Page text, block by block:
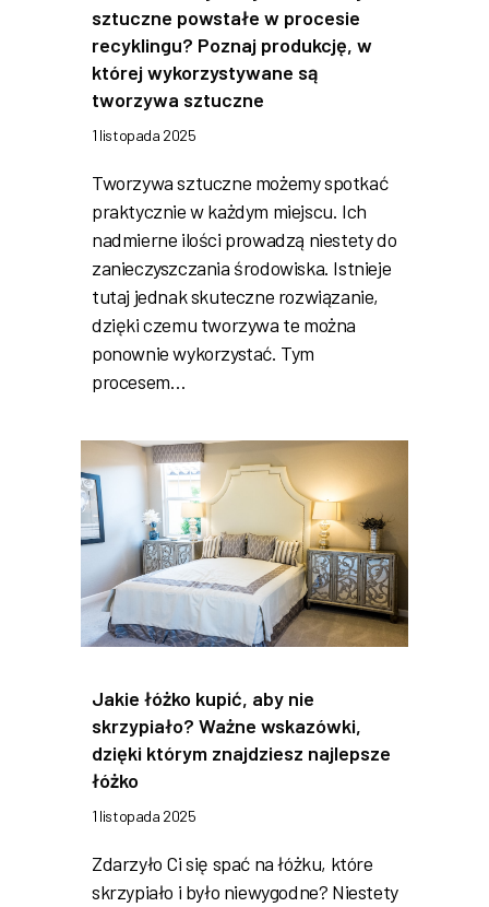
sztuczne powstałe w procesie
recyklingu? Poznaj produkcję, w
której wykorzystywane są
tworzywa sztuczne
1 listopada 2025
Tworzywa sztuczne możemy spotkać
praktycznie w każdym miejscu. Ich
nadmierne ilości prowadzą niestety do
zanieczyszczania środowiska. Istnieje
tutaj jednak skuteczne rozwiązanie,
dzięki czemu tworzywa te można
ponownie wykorzystać. Tym
procesem…
Jakie łóżko kupić, aby nie
skrzypiało? Ważne wskazówki,
dzięki którym znajdziesz najlepsze
łóżko
1 listopada 2025
Zdarzyło Ci się spać na łóżku, które
skrzypiało i było niewygodne? Niestety